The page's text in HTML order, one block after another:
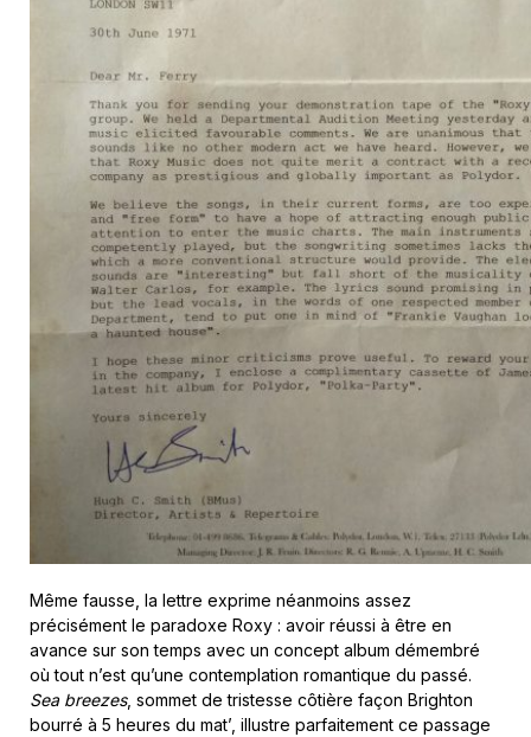
Même fausse, la lettre exprime néanmoins assez
précisément le paradoxe Roxy : avoir réussi à être en
avance sur son temps avec un concept album démembré
où tout n’est qu’une contemplation romantique du passé.
Sea breezes, sommet de tristesse côtière façon Brighton
bourré à 5 heures du mat’, illustre parfaitement ce passage